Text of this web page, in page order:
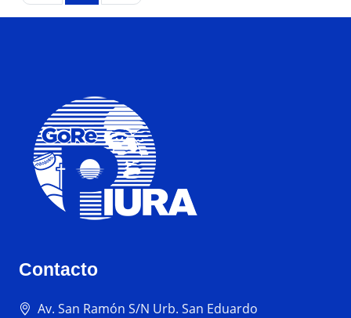
Contacto
Av. San Ramón S/N Urb. San Eduardo